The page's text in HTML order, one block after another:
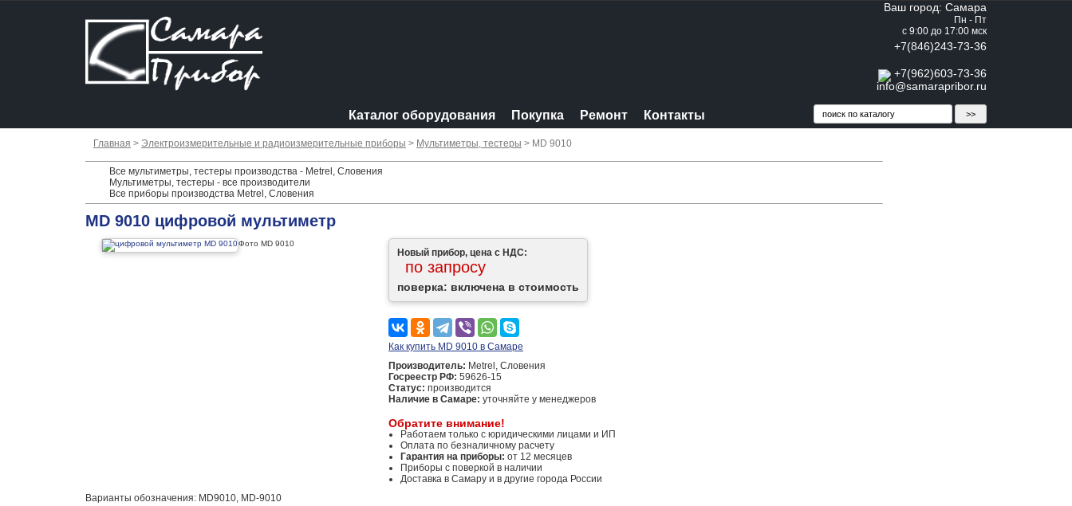
Ваш город: Самара
Пн - Пт
с 9:00 до 17:00 мск
+7(846)243-73-36
+7(962)603-73-36
info@samarapribor.ru
Каталог оборудования Покупка Ремонт Контакты
Главная > Электроизмерительные и радиоизмерительные приборы > Мультиметры, тестеры > MD 9010
Все мультиметры, тестеры производства - Metrel, Словения
Мультиметры, тестеры - все производители
Все приборы производства Metrel, Словения
MD 9010 цифровой мультиметр
Фото MD 9010
Новый прибор, цена с НДС:
по запросу
поверка: включена в стоимость
Как купить MD 9010 в Самаре
Производитель: Metrel, Словения
Госреестр РФ: 59626-15
Статус: производится
Наличие в Самаре: уточняйте у менеджеров
Обратите внимание!
Работаем только с юридическими лицами и ИП
Оплата по безналичному расчету
Гарантия на приборы: от 12 месяцев
Приборы с поверкой в наличии
Доставка в Самару и в другие города России
Варианты обозначения: MD9010, MD-9010